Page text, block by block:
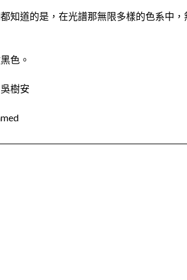
知道的是，在光譜那無限多樣的色系中
色。
樹安